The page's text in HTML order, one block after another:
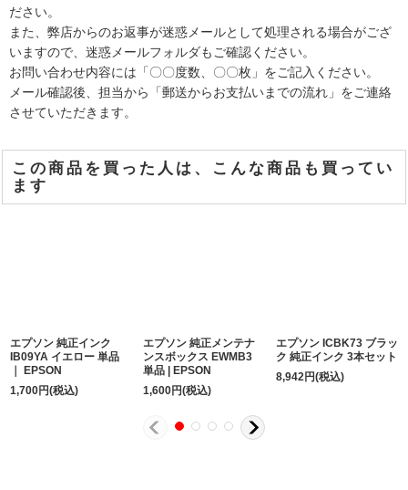
ださい。
また、弊店からのお返事が迷惑メールとして処理される場合がござ
いますので、迷惑メールフォルダもご確認ください。
お問い合わせ内容には「〇〇度数、〇〇枚」をご記入ください。
メール確認後、担当から「郵送からお支払いまでの流れ」をご連絡
させていただきます。
この商品を買った人は、こんな商品も買ってい
ます
エプソン 純正インク
IB09YA イエロー 単品
｜ EPSON
1,700円(税込)
エプソン 純正メンテナ
ンスボックス EWMB3
単品 | EPSON
1,600円(税込)
エプソン ICBK73 ブラッ
ク 純正インク 3本セット
8,942円(税込)